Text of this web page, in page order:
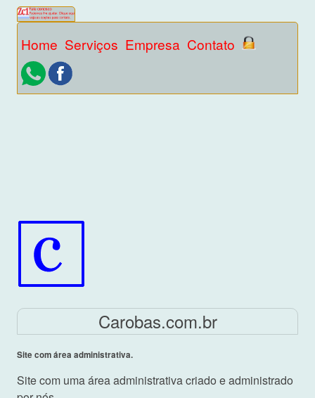
Home Serviços Empresa Contato
Carobas.com.br
Site com área administrativa.
Site com uma área administrativa criado e administrado